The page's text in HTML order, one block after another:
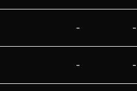
- -
- -